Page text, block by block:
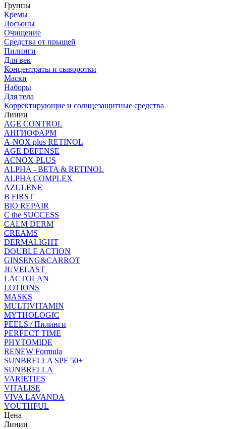
Группы
Кремы
Лосьоны
Очищение
Средства от прыщей
Пилинги
Для век
Концентраты и сыворотки
Маски
Наборы
Для тела
Корректирующие и солнцезащитные средства
Линии
AGE CONTROL
АНГИОФАРМ
A-NOX plus RETINOL
AGE DEFENSE
ACNOX PLUS
ALPHA - BETA & RETINOL
ALPHA COMPLEX
AZULENE
B FIRST
BIO REPAIR
C the SUCCESS
CALM DERM
CREAMS
DERMALIGHT
DOUBLE ACTION
GINSENG&CARROT
JUVELAST
LACTOLAN
LOTIONS
MASKS
MULTIVITAMIN
MYTHOLOGIC
PEELS / Пилинги
PERFECT TIME
PHYTOMIDE
RENEW Formula
SUNBRELLA SPF 50+
SUNBRELLA
VARIETIES
VITALISE
VIVA LAVANDA
YOUTHFUL
Цена
Линии